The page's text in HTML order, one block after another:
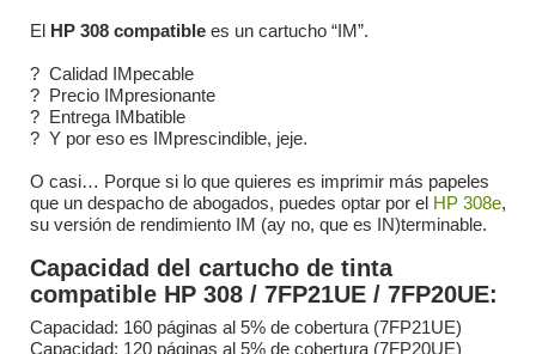
El HP 308 compatible es un cartucho “IM”.
?️ Calidad IMpecable
? Precio IMpresionante
? Entrega IMbatible
? Y por eso es IMprescindible, jeje.
O casi… Porque si lo que quieres es imprimir más papeles
que un despacho de abogados, puedes optar por el HP 308e,
su versión de rendimiento IM (ay no, que es IN)terminable.
Capacidad del cartucho de tinta
compatible HP 308 / 7FP21UE / 7FP20UE:
Capacidad: 160 páginas al 5% de cobertura (7FP21UE)
Capacidad: 120 páginas al 5% de cobertura (7FP20UE)